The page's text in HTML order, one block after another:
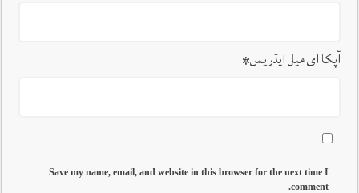
آپکا ای میل ایڈریس*
Save my name, email, and website in this browser for the next time I
comment.